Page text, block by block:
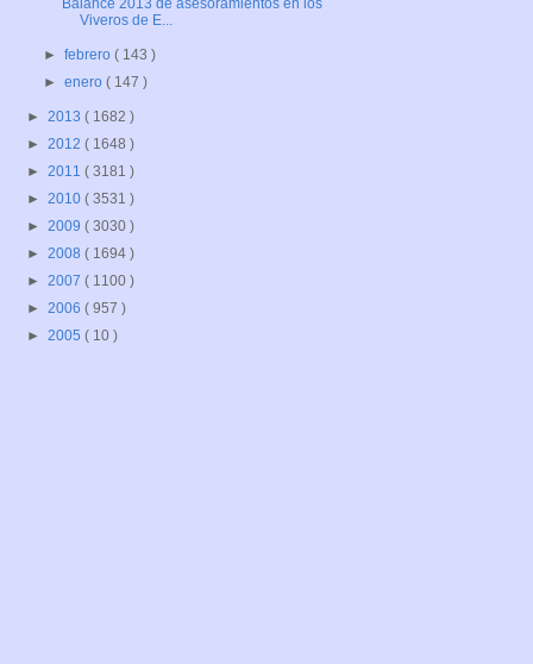
Balance 2013 de asesoramientos en los
Viveros de E...
►febrero( 143 )
►enero( 147 )
► 2013 ( 1682 )
► 2012 ( 1648 )
► 2011 ( 3181 )
► 2010 ( 3531 )
► 2009 ( 3030 )
► 2008 ( 1694 )
► 2007 ( 1100 )
► 2006 ( 957 )
► 2005 ( 10 )